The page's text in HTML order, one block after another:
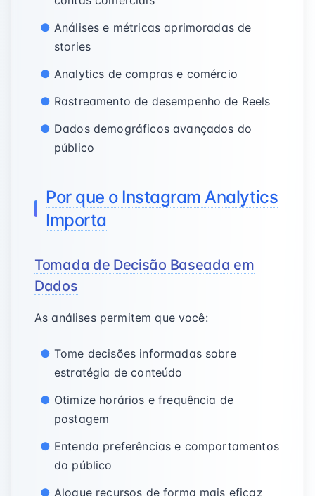
Análises e métricas aprimoradas de
stories
Analytics de compras e comércio
Rastreamento de desempenho de Reels
Dados demográficos avançados do
público
Por que o Instagram Analytics
Importa
Tomada de Decisão Baseada em
Dados
As análises permitem que você:
Tome decisões informadas sobre
estratégia de conteúdo
Otimize horários e frequência de
postagem
Entenda preferências e comportamentos
do público
Aloque recursos de forma mais eficaz